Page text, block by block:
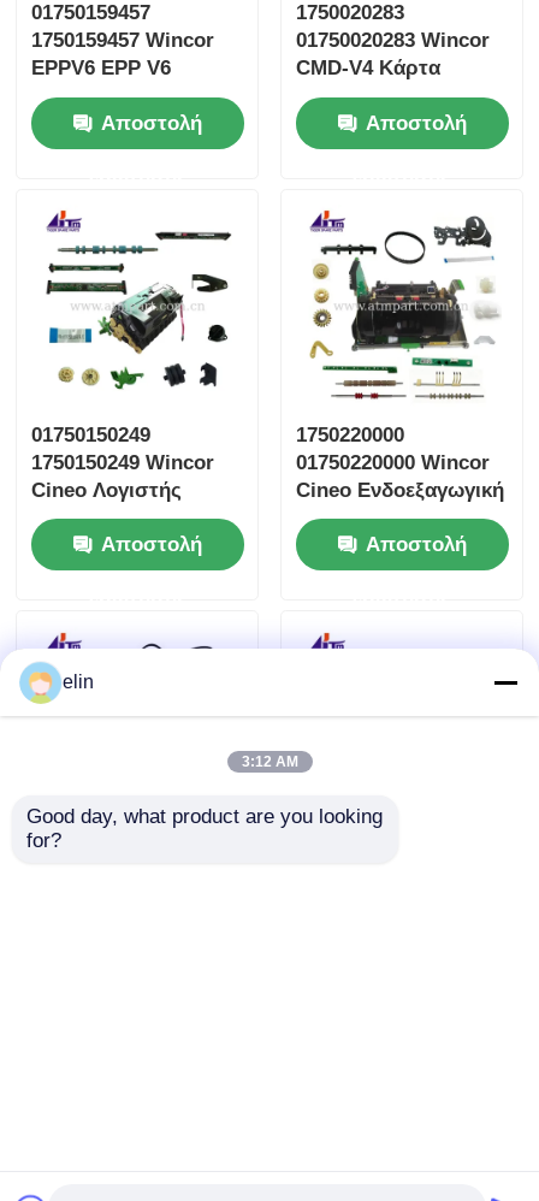
01750159457
1750159457 Wincor
EPPV6 EPP V6
πληκτρολόγιο
Αποστολή
1750020283
01750020283 Wincor
CMD-V4 Κάρτα
κλειδαριού κλειδιού
ΑΤΜ
Αποστολή
01750150249
1750150249 Wincor
Cineo Λογιστής
τραπεζογραμματίων
MOVE CWAA
Αποστολή
1750220000
01750220000 Wincor
Cineo Ενδοεξαγωγική
μονάδα πελατών CRS
Αποστολή
elin
3:12 AM
Good day, what product are you looking
for?